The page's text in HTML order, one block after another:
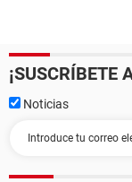
¡SUSCRÍBETE
Noticias